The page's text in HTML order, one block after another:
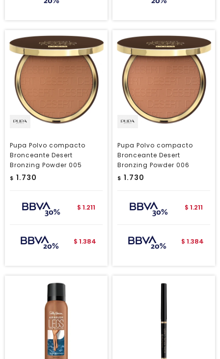
Pupa Polvo compacto
Bronceante Desert
Bronzing Powder 005
$ 1.730
$ 1.211
$ 1.384
Pupa Polvo compacto
Bronceante Desert
Bronzing Powder 006
$ 1.730
$ 1.211
$ 1.384